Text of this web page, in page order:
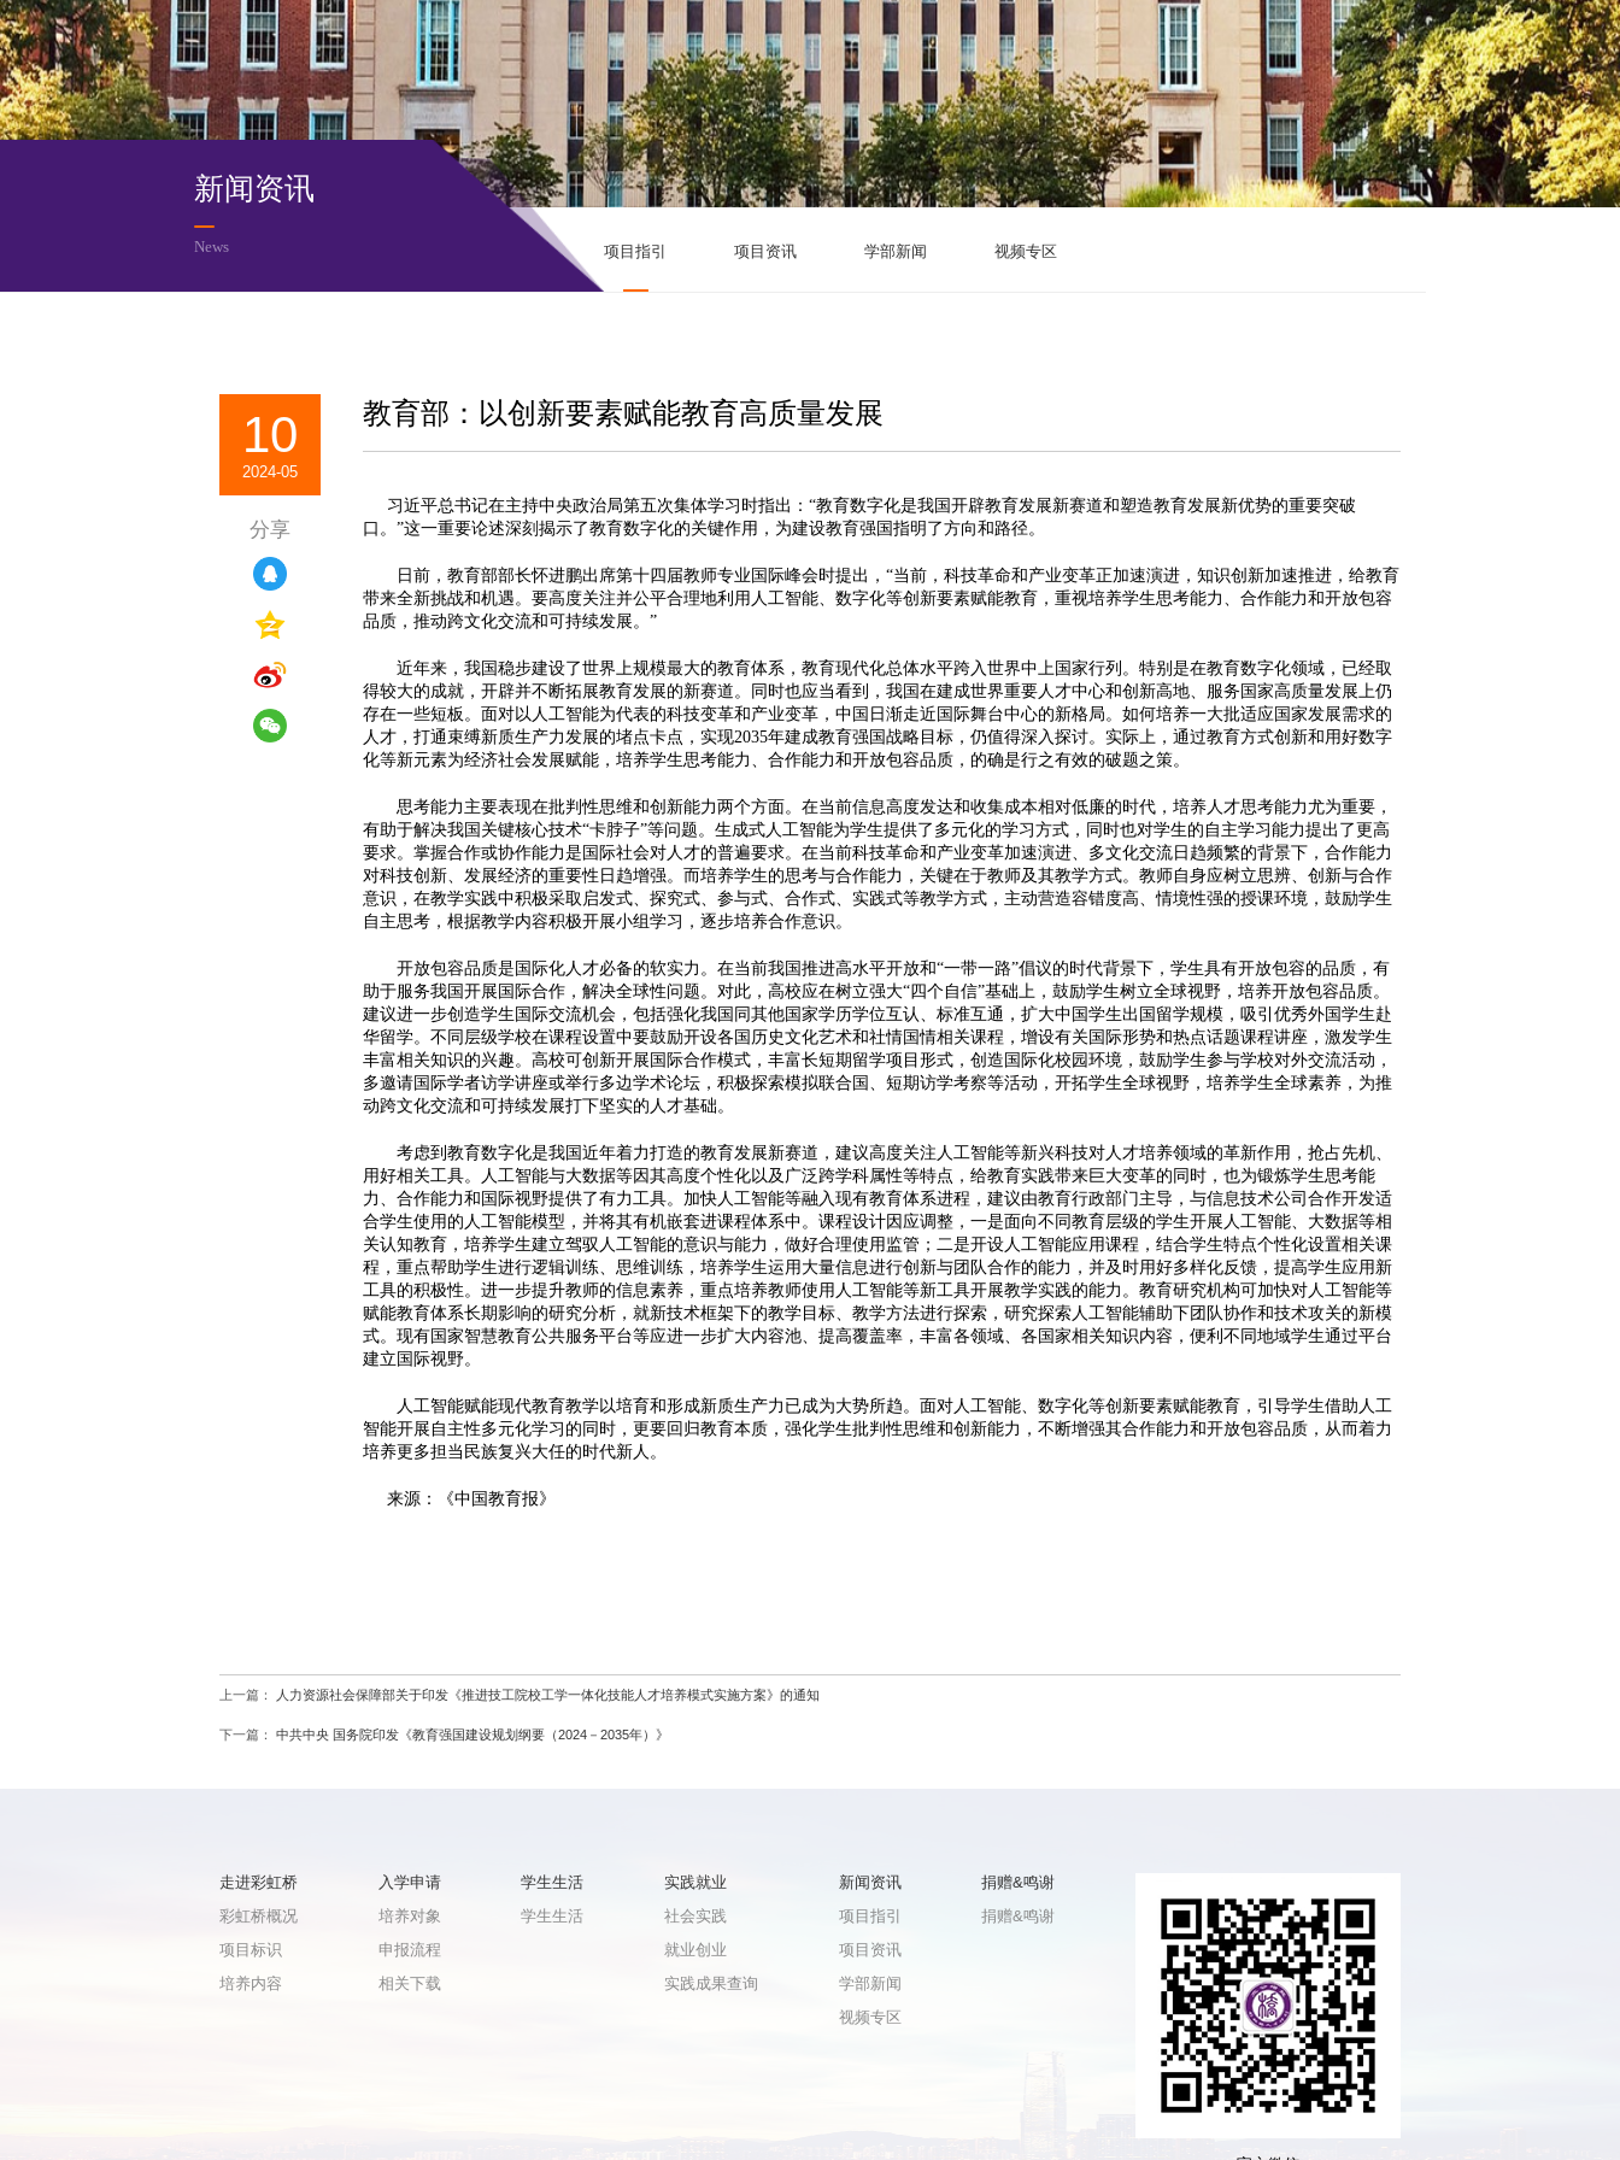
新闻资讯
News 项目指引 项目资讯 学部新闻 视频专区
10
2024-05
分享
教育部：以创新要素赋能教育高质量发展
习近平总书记在主持中央政治局第五次集体学习时指出：“教育数字化是我国开辟教育发展新赛道和塑造教育发展新优势的重要突破
口。”这一重要论述深刻揭示了教育数字化的关键作用，为建设教育强国指明了方向和路径。
日前，教育部部长怀进鹏出席第十四届教师专业国际峰会时提出，“当前，科技革命和产业变革正加速演进，知识创新加速推进，给教育
带来全新挑战和机遇。要高度关注并公平合理地利用人工智能、数字化等创新要素赋能教育，重视培养学生思考能力、合作能力和开放包容
品质，推动跨文化交流和可持续发展。”
近年来，我国稳步建设了世界上规模最大的教育体系，教育现代化总体水平跨入世界中上国家行列。特别是在教育数字化领域，已经取
得较大的成就，开辟并不断拓展教育发展的新赛道。同时也应当看到，我国在建成世界重要人才中心和创新高地、服务国家高质量发展上仍
存在一些短板。面对以人工智能为代表的科技变革和产业变革，中国日渐走近国际舞台中心的新格局。如何培养一大批适应国家发展需求的
人才，打通束缚新质生产力发展的堵点卡点，实现2035年建成教育强国战略目标，仍值得深入探讨。实际上，通过教育方式创新和用好数字
化等新元素为经济社会发展赋能，培养学生思考能力、合作能力和开放包容品质，的确是行之有效的破题之策。
思考能力主要表现在批判性思维和创新能力两个方面。在当前信息高度发达和收集成本相对低廉的时代，培养人才思考能力尤为重要，
有助于解决我国关键核心技术“卡脖子”等问题。生成式人工智能为学生提供了多元化的学习方式，同时也对学生的自主学习能力提出了更高
要求。掌握合作或协作能力是国际社会对人才的普遍要求。在当前科技革命和产业变革加速演进、多文化交流日趋频繁的背景下，合作能力
对科技创新、发展经济的重要性日趋增强。而培养学生的思考与合作能力，关键在于教师及其教学方式。教师自身应树立思辨、创新与合作
意识，在教学实践中积极采取启发式、探究式、参与式、合作式、实践式等教学方式，主动营造容错度高、情境性强的授课环境，鼓励学生
自主思考，根据教学内容积极开展小组学习，逐步培养合作意识。
开放包容品质是国际化人才必备的软实力。在当前我国推进高水平开放和“一带一路”倡议的时代背景下，学生具有开放包容的品质，有
助于服务我国开展国际合作，解决全球性问题。对此，高校应在树立强大“四个自信”基础上，鼓励学生树立全球视野，培养开放包容品质。
建议进一步创造学生国际交流机会，包括强化我国同其他国家学历学位互认、标准互通，扩大中国学生出国留学规模，吸引优秀外国学生赴
华留学。不同层级学校在课程设置中要鼓励开设各国历史文化艺术和社情国情相关课程，增设有关国际形势和热点话题课程讲座，激发学生
丰富相关知识的兴趣。高校可创新开展国际合作模式，丰富长短期留学项目形式，创造国际化校园环境，鼓励学生参与学校对外交流活动，
多邀请国际学者访学讲座或举行多边学术论坛，积极探索模拟联合国、短期访学考察等活动，开拓学生全球视野，培养学生全球素养，为推
动跨文化交流和可持续发展打下坚实的人才基础。
考虑到教育数字化是我国近年着力打造的教育发展新赛道，建议高度关注人工智能等新兴科技对人才培养领域的革新作用，抢占先机、
用好相关工具。人工智能与大数据等因其高度个性化以及广泛跨学科属性等特点，给教育实践带来巨大变革的同时，也为锻炼学生思考能
力、合作能力和国际视野提供了有力工具。加快人工智能等融入现有教育体系进程，建议由教育行政部门主导，与信息技术公司合作开发适
合学生使用的人工智能模型，并将其有机嵌套进课程体系中。课程设计因应调整，一是面向不同教育层级的学生开展人工智能、大数据等相
关认知教育，培养学生建立驾驭人工智能的意识与能力，做好合理使用监管；二是开设人工智能应用课程，结合学生特点个性化设置相关课
程，重点帮助学生进行逻辑训练、思维训练，培养学生运用大量信息进行创新与团队合作的能力，并及时用好多样化反馈，提高学生应用新
工具的积极性。进一步提升教师的信息素养，重点培养教师使用人工智能等新工具开展教学实践的能力。教育研究机构可加快对人工智能等
赋能教育体系长期影响的研究分析，就新技术框架下的教学目标、教学方法进行探索，研究探索人工智能辅助下团队协作和技术攻关的新模
式。现有国家智慧教育公共服务平台等应进一步扩大内容池、提高覆盖率，丰富各领域、各国家相关知识内容，便利不同地域学生通过平台
建立国际视野。
人工智能赋能现代教育教学以培育和形成新质生产力已成为大势所趋。面对人工智能、数字化等创新要素赋能教育，引导学生借助人工
智能开展自主性多元化学习的同时，更要回归教育本质，强化学生批判性思维和创新能力，不断增强其合作能力和开放包容品质，从而着力
培养更多担当民族复兴大任的时代新人。
来源：《中国教育报》
上一篇： 人力资源社会保障部关于印发《推进技工院校工学一体化技能人才培养模式实施方案》的通知
下一篇： 中共中央 国务院印发《教育强国建设规划纲要（2024－2035年）》
走进彩虹桥
彩虹桥概况
项目标识
培养内容
入学申请
培养对象
申报流程
相关下载
学生生活
学生生活
实践就业
社会实践
就业创业
实践成果查询
新闻资讯
项目指引
项目资讯
学部新闻
视频专区
捐赠&鸣谢
捐赠&鸣谢